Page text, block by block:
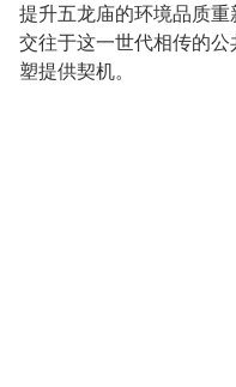
提升五龙庙的环境品质重
交往于这一世代相传的
塑提供契机。